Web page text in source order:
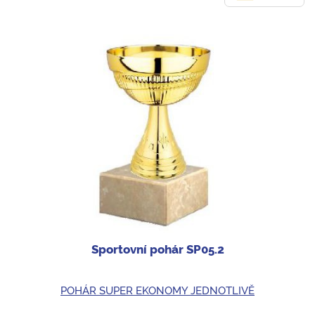
Sportovní pohár SP05.2
POHÁR SUPER EKONOMY JEDNOTLIVĚ